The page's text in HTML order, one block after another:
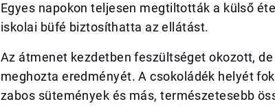
Egyes napokon teljesen megtiltották a külső
iskolai büfé biztosíthatta az ellátást.
Az átmenet kezdetben feszültséget okozott,
meghozta eredményét. A csokoládék helyét
zabos sütemények és más, természetesebb